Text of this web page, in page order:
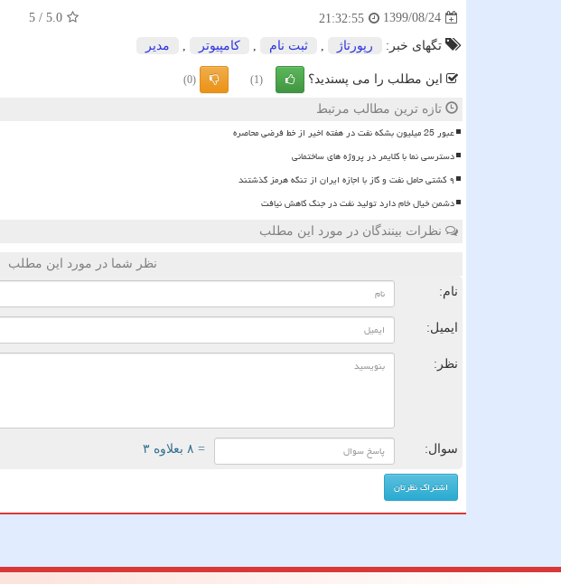
1399/08/24
21:32:55
5.0
/
5
تگهای خبر: رپورتاژ ثبت نام كامپیوتر مدیر
این مطلب را می پسندید؟ (1)
(0)
تازه ترین مطالب مرتبط
عبور 25 میلیون بشکه نفت در هفته اخیر از خط فرضی محاصره
دسترسی نما با کلایمر در پروژه های ساختمانی
۹ کشتی حامل نفت و گاز با اجازه ایران از تنگه هرمز گذشتند
دشمن خیال خام دارد تولید نفت در جنگ کاهش نیافت
نظرات بینندگان در مورد این مطلب
نظر شما در مورد این مطلب
نام:
ایمیل:
نظر:
سوال: = ۸ بعلاوه ۳